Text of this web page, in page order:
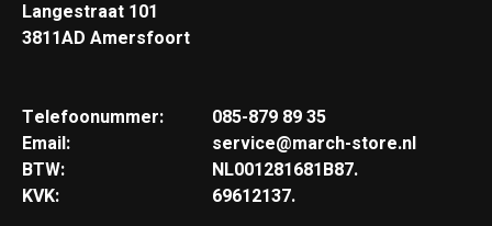
Langestraat 101
3811AD Amersfoort
Telefoonummer:
Email:
BTW:
KVK:
085-879 89 35
service@march-store.nl
NL001281681B87.
69612137.